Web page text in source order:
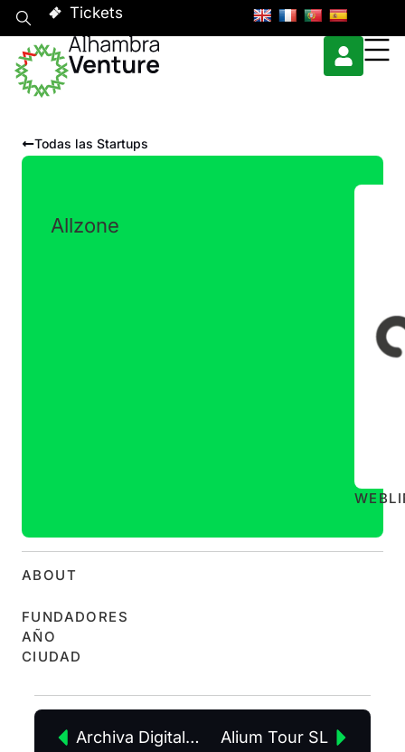
Tickets
Todas las Startups
Allzone
WEB
ABOUT
FUNDADORES
AÑO
CIUDAD
Archiva Digital Software S.L. Alium Tour SL